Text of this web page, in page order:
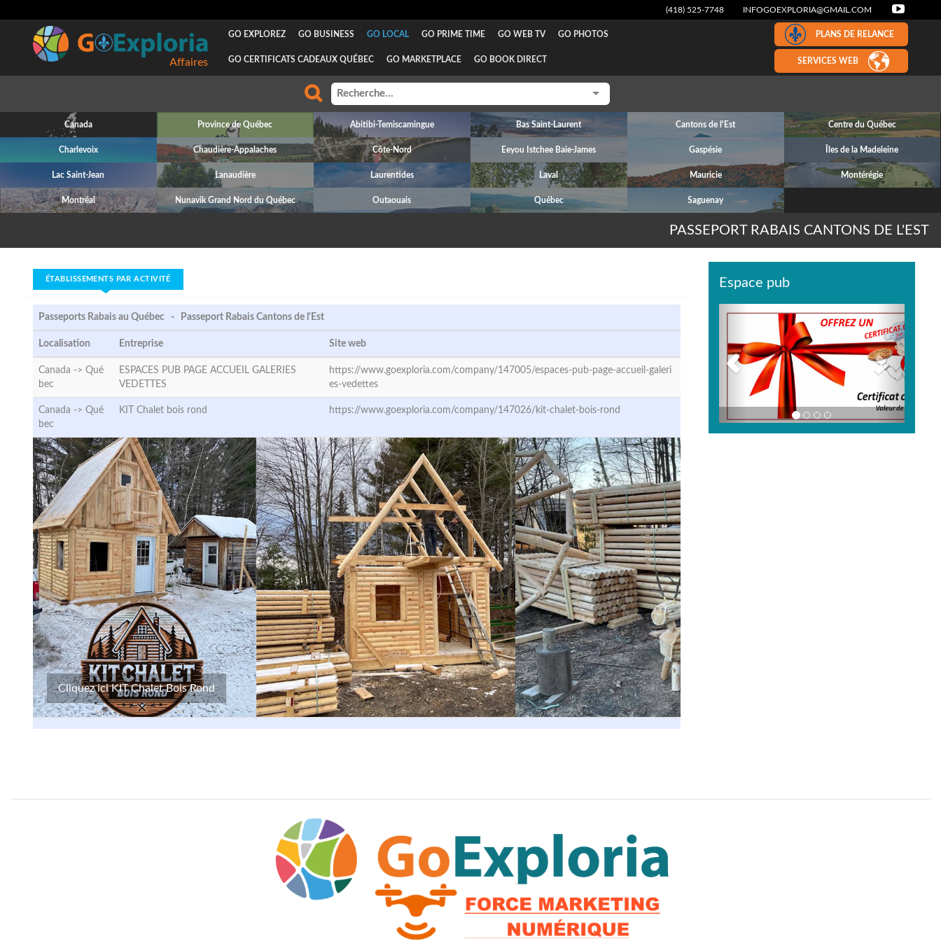
(418) 525-7748 INFOGOEXPLORIA@GMAIL.COM
Affaires
GO EXPLOREZ GO BUSINESS GO LOCAL GO PRIME TIME GO WEB TV GO PHOTOS
GO CERTIFICATS CADEAUX QUÉBEC GO MARKETPLACE GO BOOK DIRECT
PLANS DE RELANCE
SERVICES WEB
Canada Province de Québec Abitibi-Temiscamingue Bas Saint-Laurent Cantons de l'Est Centre du Québec
Charlevoix Chaudière-Appalaches Côte-Nord Eeyou Istchee Baie-James Gaspésie Îles de la Madeleine
Lac Saint-Jean Lanaudière Laurentides Laval Mauricie Montérégie
Montréal Nunavik Grand Nord du Québec Outaouais Québec Saguenay
PASSEPORT RABAIS CANTONS DE L'EST
ÉTABLISSEMENTS PAR ACTIVITÉ
Passeports Rabais au Québec - Passeport Rabais Cantons de l'Est
Localisation Entreprise Site web
Canada -> Qué
bec
ESPACES PUB PAGE ACCUEIL GALERIES
VEDETTES
https://www.goexploria.com/company/147005/espaces-pub-page-accueil-galeri
es-vedettes
Canada -> Qué
bec
KIT Chalet bois rond https://www.goexploria.com/company/147026/kit-chalet-bois-rond
Cliquez ici KIT Chalet Bois Rond
Espace pub
Previous
Next